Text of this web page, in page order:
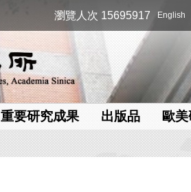
瀏覽人次 15695917 English
重要研究成果 出版品 歐